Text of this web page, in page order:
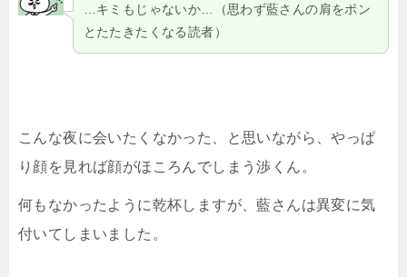
…キミもじゃないか…（思わず藍さんの肩をポン
とたたきたくなる読者）
こんな夜に会いたくなかった、と思いながら、やっぱ
り顔を見れば顔がほころんでしまう渉くん。
何もなかったように乾杯しますが、藍さんは異変に気
付いてしまいました。